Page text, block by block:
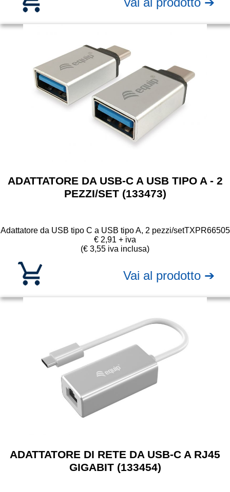
ADATTATORE DA USB-C A USB TIPO A - 2
PEZZI/SET (133473)
Adattatore da USB tipo C a USB tipo A, 2 pezzi/setTXPR66505
€ 2,91 + iva
(€ 3,55 iva inclusa)
Vai al prodotto ➔
ADATTATORE DI RETE DA USB-C A RJ45
GIGABIT (133454)